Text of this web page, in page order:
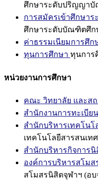
ศึกษาระดับปริญญา
การสมัครเข้าศึกษา
ศึกษาระดับบัณฑิตศึก
ค่าธรรมเนียมการศึก
ทุนการศึกษา ทุนการ
หน่วยงานการศึกษา
คณะ วิทยาลัย และส
สำนักงานการทะเบียน
สำนักบริหารเทคโนโ
เทคโนโลยีสารสนเทศ
สำนักบริหารกิจการนิ
องค์การบริหารสโมส
สโมสรนิสิตจุฬาฯ (อบ